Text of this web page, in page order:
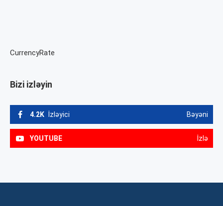
CurrencyRate
Bizi izləyin
4.2K İzləyici Bəyəni
YOUTUBE İzlə